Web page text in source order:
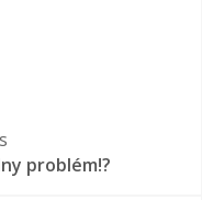
problém!?